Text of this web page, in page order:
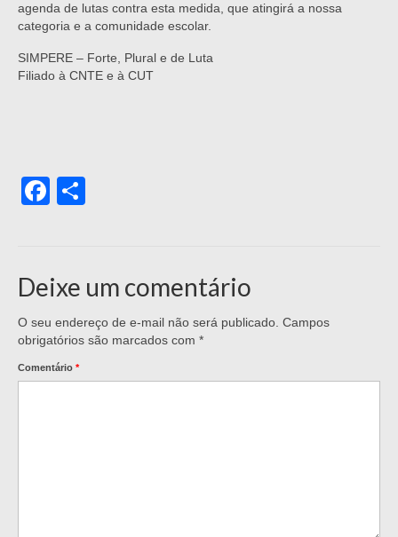
agenda de lutas contra esta medida, que atingirá a nossa
categoria e a comunidade escolar.
SIMPERE – Forte, Plural e de Luta
Filiado à CNTE e à CUT
Facebook
Deixe um comentário
O seu endereço de e-mail não será publicado. Campos
obrigatórios são marcados com *
Comentário *